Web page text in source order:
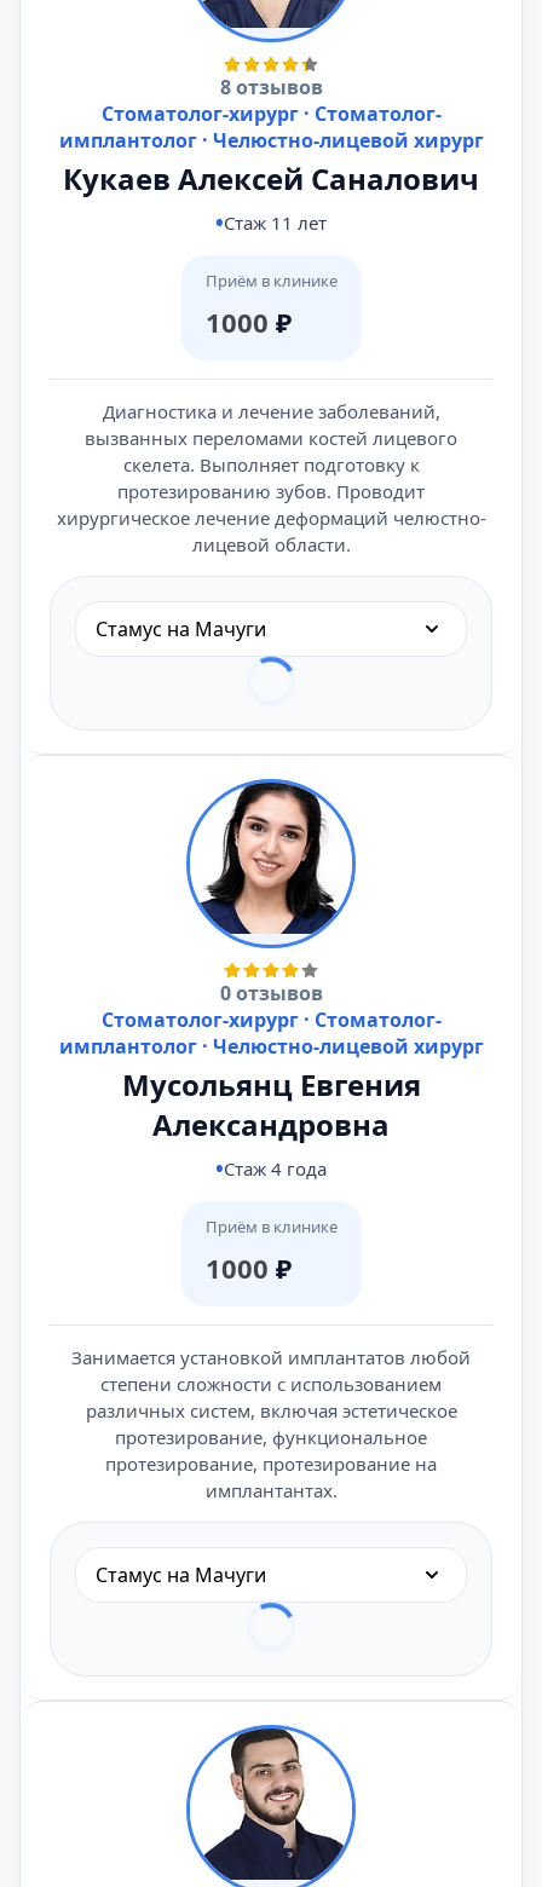
8 отзывов
Стоматолог-хирург · Стоматолог-
имплантолог · Челюстно-лицевой хирург
Кукаев Алексей Саналович
Стаж 11 лет
Приём в клинике
1000 ₽
Диагностика и лечение заболеваний,
вызванных переломами костей лицевого
скелета. Выполняет подготовку к
протезированию зубов. Проводит
хирургическое лечение деформаций челюстно-
лицевой области.
Стамус на Мачуги
0 отзывов
Стоматолог-хирург · Стоматолог-
имплантолог · Челюстно-лицевой хирург
Мусольянц Евгения
Александровна
Стаж 4 года
Приём в клинике
1000 ₽
Занимается установкой имплантатов любой
степени сложности с использованием
различных систем, включая эстетическое
протезирование, функциональное
протезирование, протезирование на
имплантантах.
Стамус на Мачуги